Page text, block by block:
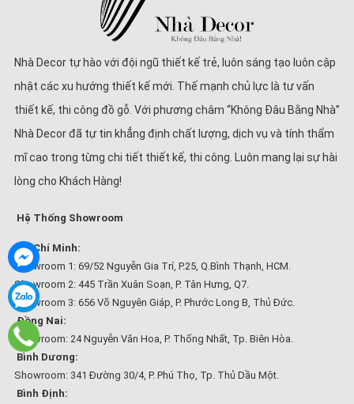
Nhà Decor tự hào với đội ngũ thiết kế trẻ, luôn sáng tạo luôn cập
nhật các xu hướng thiết kế mới. Thế mạnh chủ lực là tư vấn
thiết kế, thi công đồ gỗ. Với phương châm “Không Đâu Bằng Nhà”
Nhà Decor đã tự tin khẳng định chất lượng, dịch vụ và tính thẩm
mĩ cao trong từng chi tiết thiết kế, thi công. Luôn mang lại sự hài
lòng cho Khách Hàng!
Hệ Thống Showroom
Hồ Chí Minh:
Showroom 1: 69/52 Nguyễn Gia Trí, P.25, Q.Bình Thạnh, HCM.
Showroom 2: 445 Trần Xuân Soạn, P. Tân Hưng, Q7.
Showroom 3: 656 Võ Nguyên Giáp, P. Phước Long B, Thủ Đức.
Đồng Nai:
Showroom: 24 Nguyễn Văn Hoa, P. Thống Nhất, Tp. Biên Hòa.
Bình Dương:
Showroom: 341 Đường 30/4, P. Phú Thọ, Tp. Thủ Dầu Một.
Bình Định: